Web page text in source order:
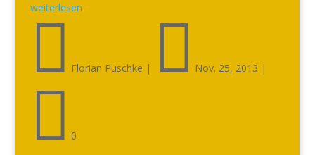
weiterlesen
 Florian Puschke |  Nov. 25, 2013 |
 0